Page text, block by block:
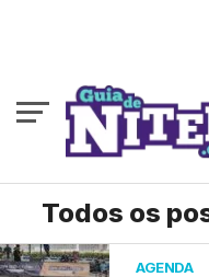
Todos os
AGENDA